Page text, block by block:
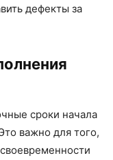
дефекты за
сроки начала
важно для того,